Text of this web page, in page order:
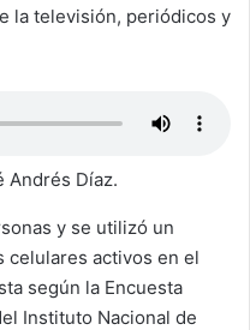
la televisión, periódicos y
Andrés Díaz.
y se utilizó un
celulares activos en el
según la Encuesta
Instituto Nacional de